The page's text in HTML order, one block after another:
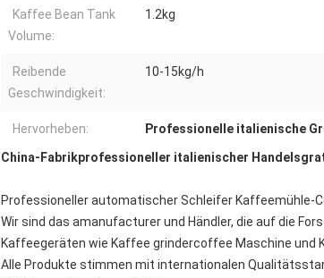
Kaffee Bean Tank
Volume:
1.2kg
Reibende
Geschwindigkeit:
10-15kg/h
Hervorheben: Professionelle italienische
China-Fabrikprofessioneller italienischer
Professioneller automatischer Schleifer Kaffeemühle-
Wir sind das amanufacturer und Händler, die auf die
Kaffeegeräten wie Kaffee grindercoffee Maschine und
Alle Produkte stimmen mit internationalen